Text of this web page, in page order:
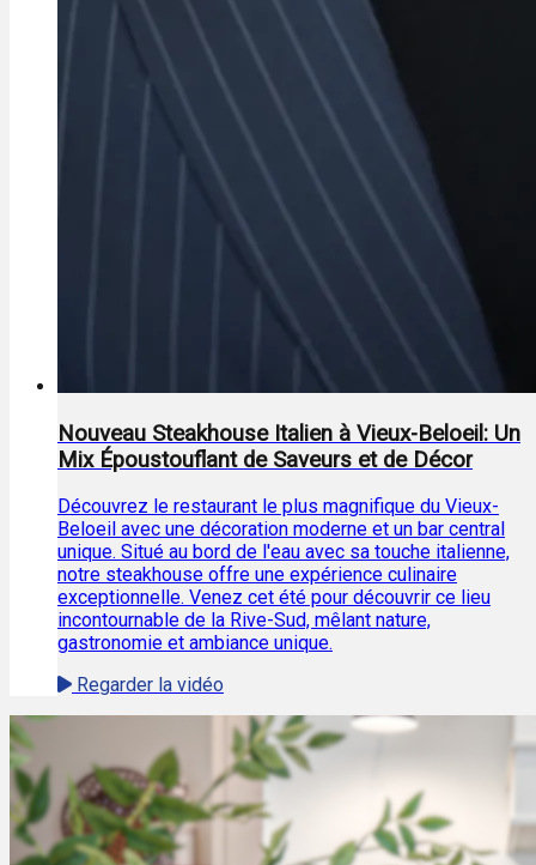
Nouveau Steakhouse Italien à Vieux-Beloeil: Un
Mix Époustouflant de Saveurs et de Décor
Découvrez le restaurant le plus magnifique du Vieux-
Beloeil avec une décoration moderne et un bar central
unique. Situé au bord de l'eau avec sa touche italienne,
notre steakhouse offre une expérience culinaire
exceptionnelle. Venez cet été pour découvrir ce lieu
incontournable de la Rive-Sud, mêlant nature,
gastronomie et ambiance unique.
Regarder la vidéo